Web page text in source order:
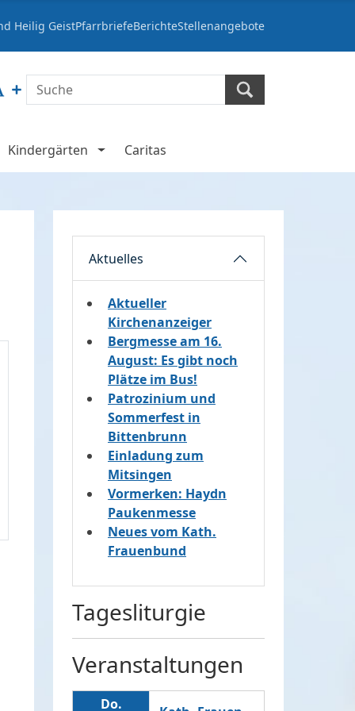
Heilig GeistPfarrbriefeBerichteStellenangebote
Kindergärten Caritas
Aktuelles
Aktueller
Kirchenanzeiger
Bergmesse am 16.
August: Es gibt noch
Plätze im Bus!
Patrozinium und
Sommerfest in
Bittenbrunn
Einladung zum
Mitsingen
Vormerken: Haydn
Paukenmesse
Neues vom Kath.
Frauenbund
Tagesliturgie
Veranstaltungen
Do.